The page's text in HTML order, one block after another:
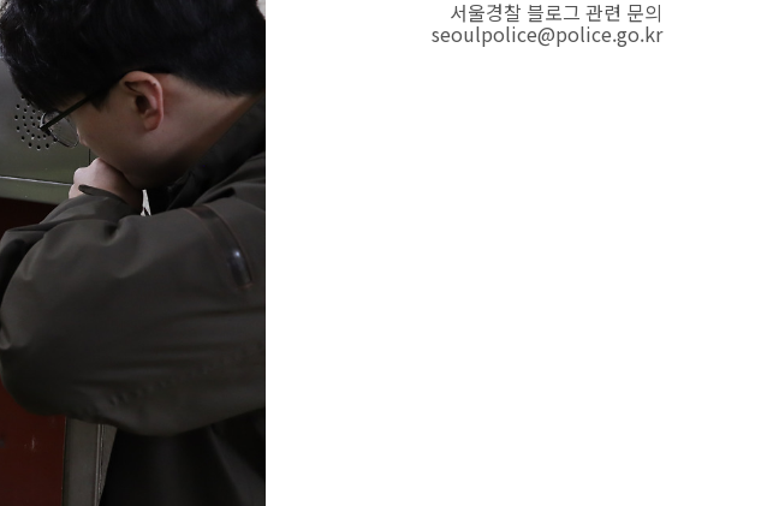
서울경찰 블로그 관련 문의
seoulpolice@police.go.kr